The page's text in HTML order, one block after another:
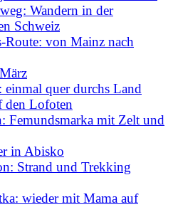
Wandern in der
Schweiz
Route: von Mainz nach
einmal quer durchs Land
den Lofoten
Femundsmarka mit Zelt und
in Abisko
Strand und Trekking
wieder mit Mama auf